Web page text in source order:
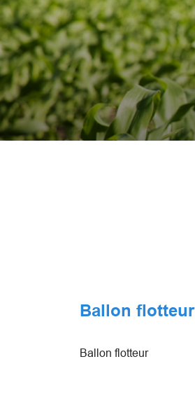
Ballon flotteur
Ballon flotteur